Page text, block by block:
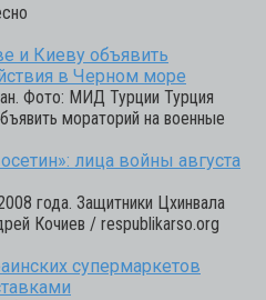
и Киеву объявить
в Черном море
Фото: МИД Турции Турция
мораторий на военные
лица войны августа
года. Защитники Цхинвала
Кочиев / respublikarso.org
супермаркетов